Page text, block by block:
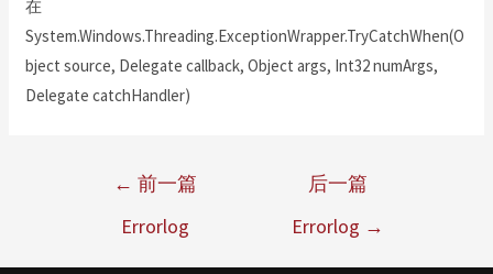
在
System.Windows.Threading.ExceptionWrapper.TryCatchWhen(O
bject source, Delegate callback, Object args, Int32 numArgs,
Delegate catchHandler)
← 前一篇
Errorlog
后一篇
Errorlog →